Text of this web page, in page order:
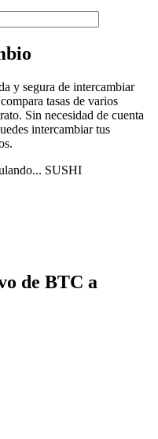
y segura de intercambiar
tasas de varios
Sin necesidad de cuenta
intercambiar tus
SUSHI
de BTC a